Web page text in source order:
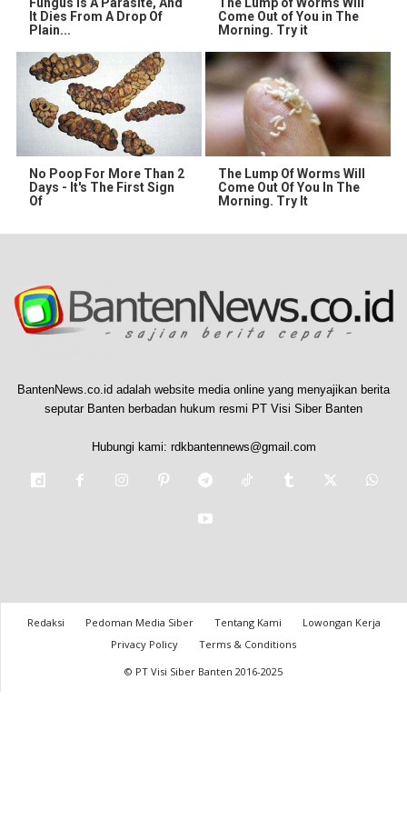
It Dies From A Drop Of
Plain...
Come Out of You in The
Morning. Try it
No Poop For More Than 2
Days - It's The First Sign
Of
The Lump Of Worms Will
Come Out Of You In The
Morning. Try It
BantenNews.co.id adalah website media online yang menyajikan berita
seputar Banten berbadan hukum resmi PT Visi Siber Banten
Hubungi kami: rdkbantennews@gmail.com
Redaksi Pedoman Media Siber Tentang Kami
Lowongan Kerja
Privacy Policy
Terms & Conditions
© PT Visi Siber Banten 2016-2025